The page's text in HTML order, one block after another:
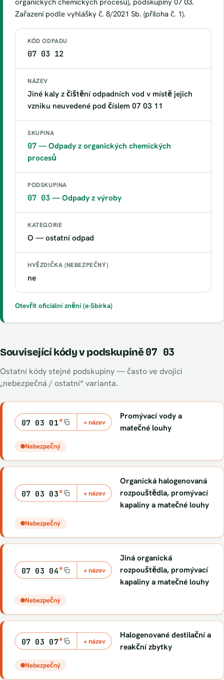
organických chemických procesů), podskupiny 07 03.
Zařazení podle vyhlášky č. 8/2021 Sb. (příloha č. 1).
KÓD ODPADU
07 03 12
NÁZEV
Jiné kaly z čištění odpadních vod v místě jejich
vzniku neuvedené pod číslem 07 03 11
SKUPINA
07— Odpady z organických chemických
procesů
PODSKUPINA
07 03— Odpady z výroby
KATEGORIE
O — ostatní odpad
HVĚZDIČKA (NEBEZPEČNÝ)
ne
Otevřít oficiální znění (e-Sbírka)
Související kódy v podskupině 07 03
Ostatní kódy stejné podskupiny — často ve dvojici
„nebezpečná / ostatní“ varianta.
07 03 01* + název
Promývací vody a
matečné louhy
Nebezpečný
07 03 03* + název
Organická halogenovaná
rozpouštědla, promývací
kapaliny a matečné louhy
Nebezpečný
07 03 04* + název
Jiná organická
rozpouštědla, promývací
kapaliny a matečné louhy
Nebezpečný
07 03 07* + název
Halogenované destilační a
reakční zbytky
Nebezpečný